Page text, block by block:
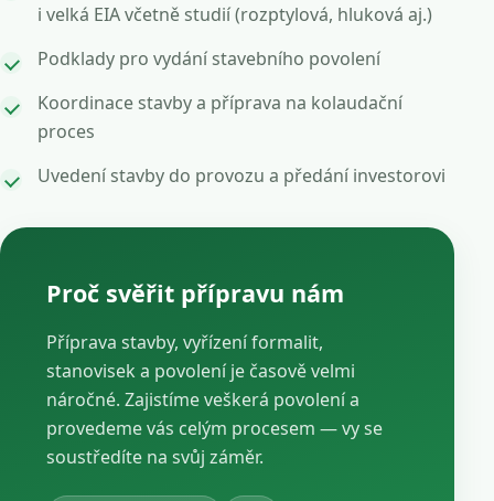
i velká EIA včetně studií (rozptylová, hluková aj.)
Podklady pro vydání stavebního povolení
Koordinace stavby a příprava na kolaudační
proces
Uvedení stavby do provozu a předání investorovi
Proč svěřit přípravu nám
Příprava stavby, vyřízení formalit,
stanovisek a povolení je časově velmi
náročné. Zajistíme veškerá povolení a
provedeme vás celým procesem — vy se
soustředíte na svůj záměr.